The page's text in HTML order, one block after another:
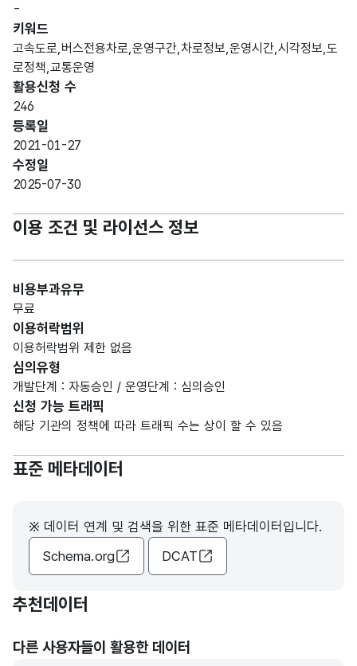
-
키워드
고속도로,버스전용차로,운영구간,차로정보,운영시간,시각정보,도
로정책,교통운영
활용신청 수
246
등록일
2021-01-27
수정일
2025-07-30
이용 조건 및 라이선스 정보
비용부과유무
무료
이용허락범위
이용허락범위 제한 없음
심의유형
개발단계 : 자동승인 / 운영단계 : 심의승인
신청 가능 트래픽
해당 기관의 정책에 따라 트래픽 수는 상이 할 수 있음
표준 메타데이터
※ 데이터 연계 및 검색을 위한 표준 메타데이터입니다.
Schema.org
DCAT
추천데이터
다른 사용자들이 활용한 데이터